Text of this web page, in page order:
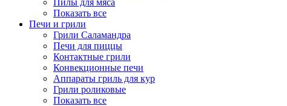
Пилы для мяса
Показать все
Печи и грили
Грили Саламандра
Печи для пиццы
Контактные грили
Конвекционные печи
Аппараты гриль для кур
Грили роликовые
Показать все